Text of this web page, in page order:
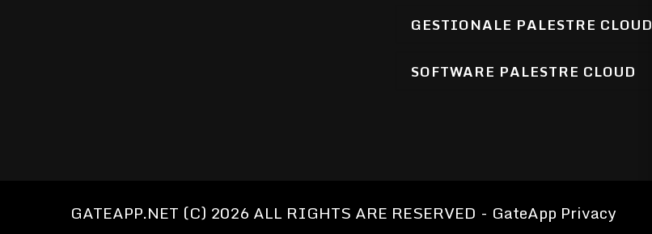
GESTIONALE PALESTRE CLOUD
SOFTWARE PALESTRE CLOUD
GATEAPP.NET (C) 2026 ALL RIGHTS ARE RESERVED - GateApp Privacy